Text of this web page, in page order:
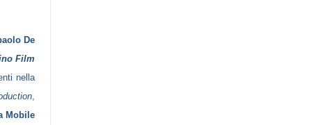
De
Film
nella
Mobile